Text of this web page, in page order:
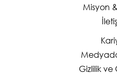
Misyon
Gizlilik ve